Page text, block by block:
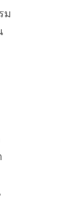
ม